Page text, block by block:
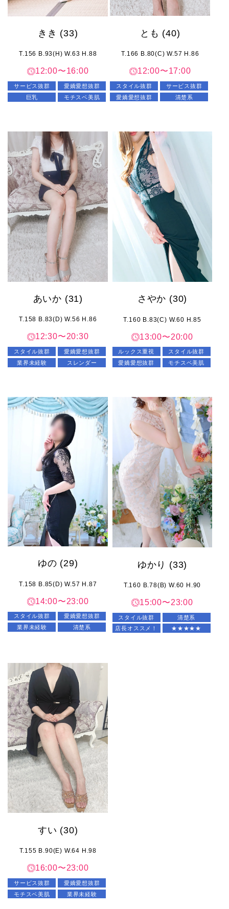
きき (33)
T.156 B.93(H) W.63 H.88
12:00〜16:00
サービス抜群
愛嬌愛想抜群
巨乳
モチスベ美肌
とも (40)
T.166 B.80(C) W.57 H.86
12:00〜17:00
スタイル抜群
サービス抜群
愛嬌愛想抜群
清楚系
あいか (31)
T.158 B.83(D) W.56 H.86
12:30〜20:30
スタイル抜群
愛嬌愛想抜群
業界未経験
スレンダー
さやか (30)
T.160 B.83(C) W.60 H.85
13:00〜20:00
ルックス重視
スタイル抜群
愛嬌愛想抜群
モチスベ美肌
ゆの (29)
T.158 B.85(D) W.57 H.87
14:00〜23:00
スタイル抜群
愛嬌愛想抜群
業界未経験
清楚系
ゆかり (33)
T.160 B.78(B) W.60 H.90
15:00〜23:00
スタイル抜群
清楚系
店長オススメ！
★★★★★
すい (30)
T.155 B.90(E) W.64 H.98
16:00〜23:00
サービス抜群
愛嬌愛想抜群
モチスベ美肌
業界未経験